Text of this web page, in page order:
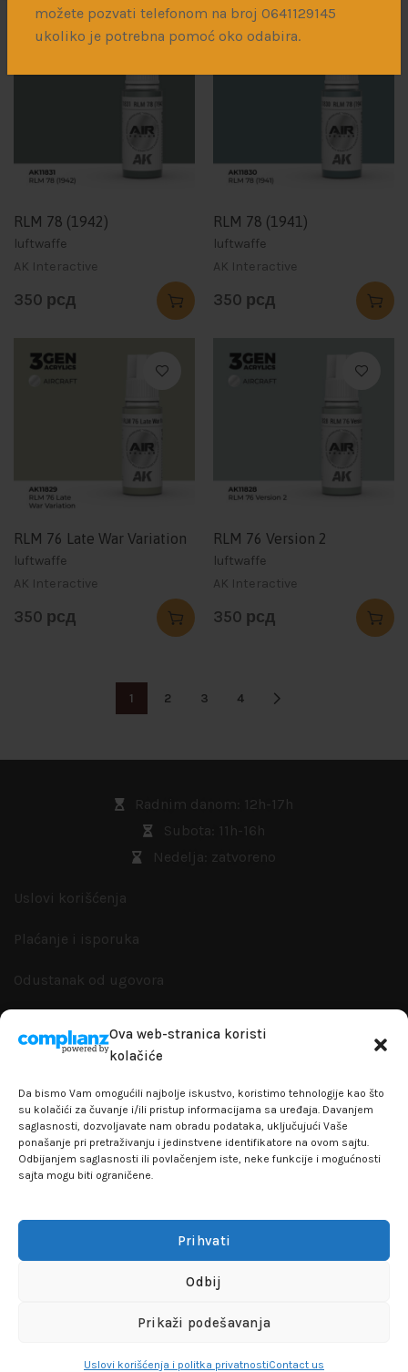
možete pozvati telefonom na broj 0641129145
ukoliko je potrebna pomoć oko odabira.
Ova web-stranica koristi
kolačiće
Da bismo Vam omogućili najbolje iskustvo, koristimo tehnologije kao što
su kolačići za čuvanje i/ili pristup informacijama sa uređaja. Davanjem
saglasnosti, dozvoljavate nam obradu podataka, uključujući Vaše
ponašanje pri pretraživanju i jedinstvene identifikatore na ovom sajtu.
Odbijanjem saglasnosti ili povlačenjem iste, neke funkcije i mogućnosti
sajta mogu biti ograničene.
Prihvati
Odbij
Prikaži podešavanja
Uslovi korišćenja i politka privatnostiContact us
RLM 78 (1942)
luftwaffe
AK Interactive
350 рсд
RLM 78 (1941)
luftwaffe
AK Interactive
350 рсд
RLM 76 Late War Variation
luftwaffe
AK Interactive
350 рсд
RLM 76 Version 2
luftwaffe
AK Interactive
350 рсд
1 2 3 4
Radnim danom: 12h-17h
Subota: 11h-16h
Nedelja: zatvoreno
Uslovi korišćenja
Plaćanje i isporuka
Odustanak od ugovora
Reklamacije i garanacije
Politika privatnosti
Adresa: Paunova 24 - TC Banjica
Lokal 102, prvi sprat
FLAKHOBBY© 2021 Sva prava zadržana